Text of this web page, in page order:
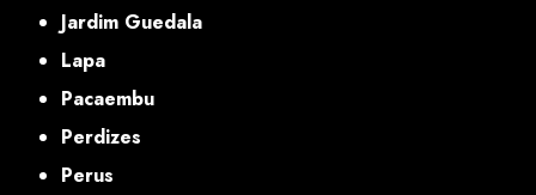
Jardim Guedala
Lapa
Pacaembu
Perdizes
Perus